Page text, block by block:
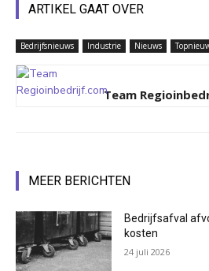
ARTIKEL GAAT OVER
Bedrijfsnieuws Industrie Nieuws
Team
MEER BERICHTEN
Bedrijfsafval
kosten
24 juli 2026